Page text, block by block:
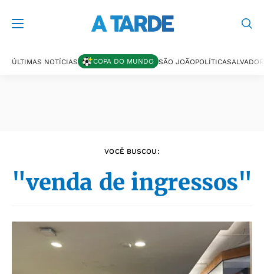
ÚLTIMAS NOTÍCIAS COPA DO MUNDO SÃO JOÃOPOLÍTICASALVADOR
VOCÊ BUSCOU:
"venda de ingressos"